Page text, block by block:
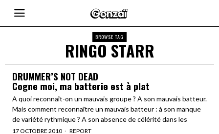
BROWSE TAG
RINGO STARR
DRUMMER’S NOT DEAD
Cogne moi, ma batterie est à plat
A quoi reconnaît-on un mauvais groupe ? A son mauvais batteur.
Mais comment reconnaître un mauvais batteur : à son manque
de variété rythmique ? A son absence de célérité dans les
17 OCTOBRE 2010 REPORT